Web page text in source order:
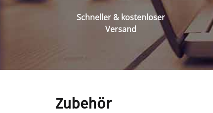
Schneller & kostenloser
Versand
Zubehör